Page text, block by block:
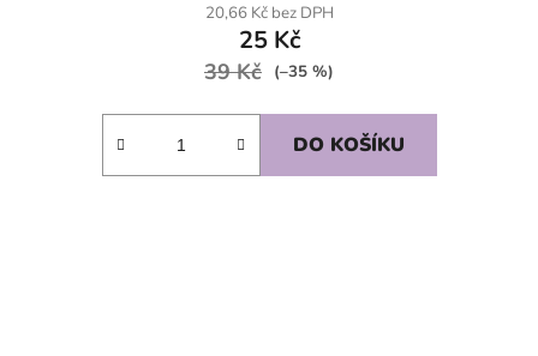
20,66 Kč bez DPH
25 Kč
39 Kč (–35 %)
DO KOŠÍKU